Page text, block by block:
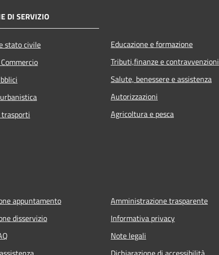
DI SERVIZIO
stato civile
Educazione e formazione
Tributi,finanze e contravvenzioni
Salute, benessere e assistenza
Autorizzazioni
Agricoltura e pesca
appuntamento
disservizio
Amministrazione trasparente
Informativa privacy
Note legali